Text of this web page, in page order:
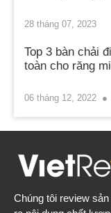
28 tháng 07, 2023
Top 3 bàn chải
toàn cho răng
06 tháng 12, 2022
Chúng tôi review